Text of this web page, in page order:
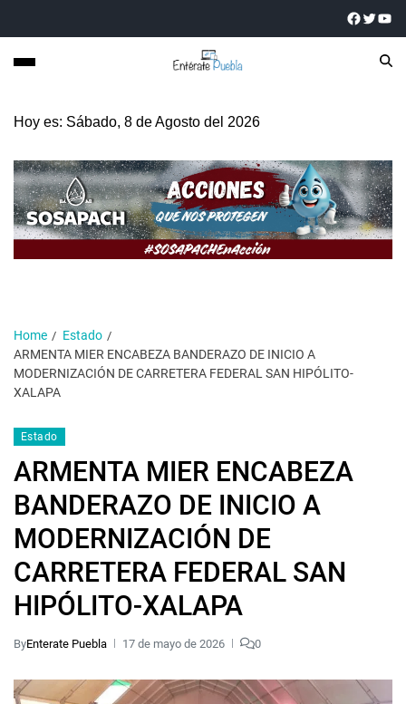
Hoy es: Sábado, 8 de Agosto del 2026
Home
Estado
ARMENTA MIER ENCABEZA BANDERAZO DE INICIO A
MODERNIZACIÓN DE CARRETERA FEDERAL SAN HIPÓLITO-
XALAPA
Estado
ARMENTA MIER ENCABEZA
BANDERAZO DE INICIO A
MODERNIZACIÓN DE
CARRETERA FEDERAL SAN
HIPÓLITO-XALAPA
ByEnterate Puebla 17 de mayo de 2026 0